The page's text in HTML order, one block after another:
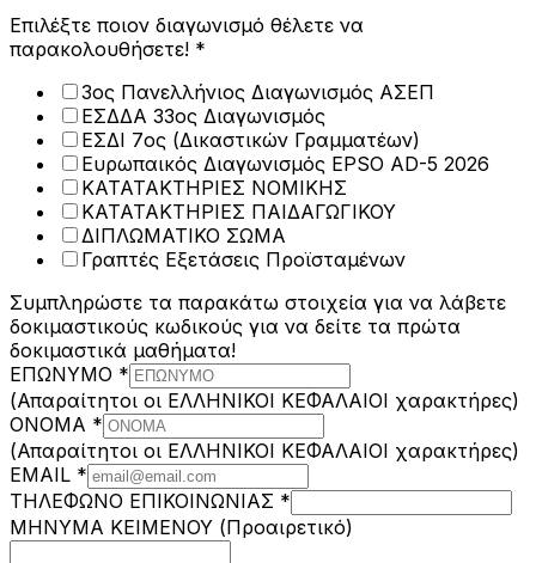
Επιλέξτε ποιον διαγωνισμό θέλετε να
παρακολουθήσετε! *
3ος Πανελλήνιος Διαγωνισμός ΑΣΕΠ
ΕΣΔΔΑ 33ος Διαγωνισμός
ΕΣΔΙ 7ος (Δικαστικών Γραμματέων)
Ευρωπαικός Διαγωνισμός EPSO AD-5 2026
ΚΑΤΑΤΑΚΤΗΡΙΕΣ ΝΟΜΙΚΗΣ
ΚΑΤΑΤΑΚΤΗΡΙΕΣ ΠΑΙΔΑΓΩΓΙΚΟΥ
ΔΙΠΛΩΜΑΤΙΚΟ ΣΩΜΑ
Γραπτές Εξετάσεις Προϊσταμένων
Συμπληρώστε τα παρακάτω στοιχεία για να λάβετε
δοκιμαστικούς κωδικούς για να δείτε τα πρώτα
δοκιμαστικά μαθήματα!
ΕΠΩΝΥΜΟ *
(Απαραίτητοι οι ΕΛΛΗΝΙΚΟΙ ΚΕΦΑΛΑΙΟΙ χαρακτήρες)
ΟΝΟΜΑ *
(Απαραίτητοι οι ΕΛΛΗΝΙΚΟΙ ΚΕΦΑΛΑΙΟΙ χαρακτήρες)
EMAIL *
να
θέλετε
ΤΗΛΕΦΩΝΟ
ΤΗΛΕΦΩΝΟ ΕΠΙΚΟΙΝΩΝΙΑΣ *
ΜΗΝΥΜΑ ΚΕΙΜΕΝΟΥ (Προαιρετικό)